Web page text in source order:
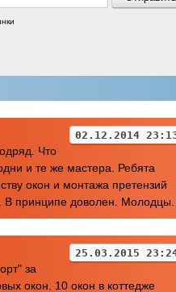
02.12.2014
Что
и те же мастера. Ребята
окон и монтажа претензий
В принципе доволен. Молодцы.
25.03.2015
за
окон. 10 окон в коттедже